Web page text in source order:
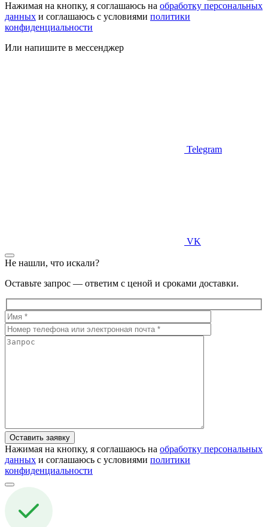
Нажимая на кнопку, я соглашаюсь на обработку персональных
данных и соглашаюсь с условиями политики
конфиденциальности
Или напишите в мессенджер
Telegram
VK
Не нашли, что искали?
Оставьте запрос — ответим с ценой и сроками доставки.
Нажимая на кнопку, я соглашаюсь на обработку персональных
данных и соглашаюсь с условиями политики
конфиденциальности